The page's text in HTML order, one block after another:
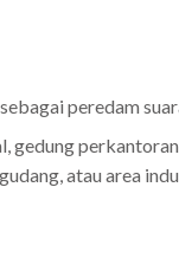
peredam
atau area